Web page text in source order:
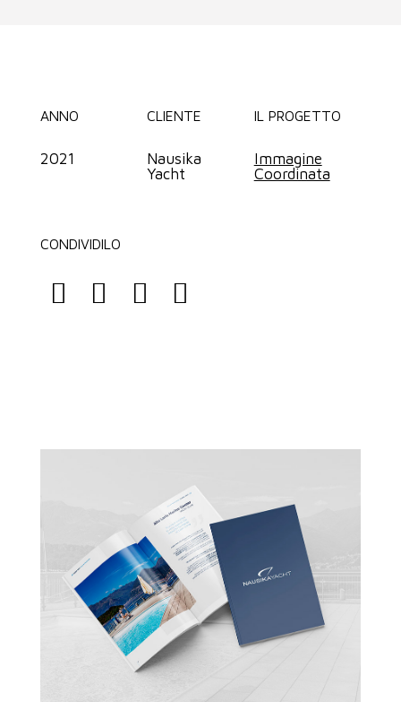
ANNO
2021
CLIENTE
Nausika
Yacht
IL PROGETTO
Immagine
Coordinata
CONDIVIDILO